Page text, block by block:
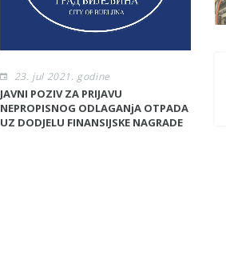
23. jul 2021. godine
JAVNI POZIV ZA PRIJAVU
NEPROPISNOG ODLAGANjA OTPADA
UZ DODJELU FINANSIJSKE NAGRADE